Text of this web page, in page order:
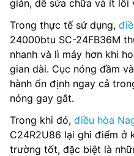
giản, dễ sửa chữa và ít lỗi
Trong thực tế sử dụng,
24000btu SC-24FB36M
nhanh và lì máy hơn khi
gian dài. Cục nóng đầm
hành ổn định ngay cả
nóng gay gắt.
Trong khi đó, điều hòa
C24R2U86 lại ghi điểm ở
trường tốt, đặc biệt là